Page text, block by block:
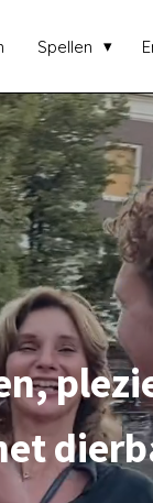
Spellen